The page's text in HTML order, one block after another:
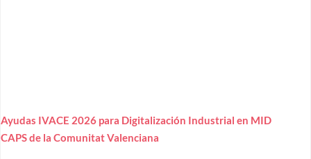
Ayudas IVACE 2026 para Digitalización Industrial en MID
CAPS de la Comunitat Valenciana